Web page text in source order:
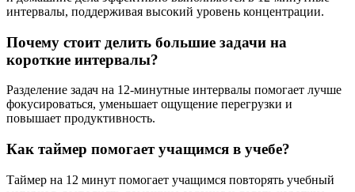
интервалы, поддерживая высокий уровень концентрации.
Почему стоит делить большие задачи на
короткие интервалы?
Разделение задач на 12-минутные интервалы помогает лучше
фокусироваться, уменьшает ощущение перегрузки и
повышает продуктивность.
Как таймер помогает учащимся в учебе?
Таймер на 12 минут помогает учащимся повторять учебный